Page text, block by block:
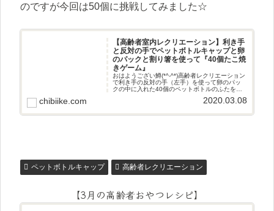
のですが今回は50個に挑戦してみました☆
【高齢者室内レクリエーション】利き手
と反対の手でペットボトルキャップと卵
のパックと割り箸を使って『40個たこ焼
きゲーム』
おはようござい鱒(*^-^*)高齢者レクリエーション
で利き手の反対の手（左手）を使って卵のパッ
クの中に入れた40個のペットボトルのふたを割
り箸でひっくり返していく『たこ焼きゲーム』
に母親と協力して挑戦してみました(^^♪遊び方準
chibiike.com 2020.03.08
ペットボトルキャップ 高齢者レクリエーション
【3月の高齢者おやつレシピ】